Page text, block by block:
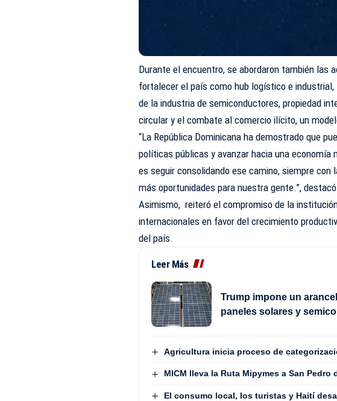
Durante el encuentro, se abordaron también las
fortalecer el país como hub logístico e
de la industria de semiconductores, propiedad
circular y el combate al comercio ilícito, un
“La República Dominicana ha demostrado que
políticas públicas y avanzar hacia una
es seguir consolidando ese camino, siempre
más oportunidades para nuestra gente.”,
Asimismo, reiteró el compromiso de la
internacionales en favor del crecimiento
del país.
Leer Más
Trump impone un
paneles solares y
Agricultura inicia proceso de
MICM lleva la Ruta Mipymes a San Pedro
El consumo local, los turistas y Haití